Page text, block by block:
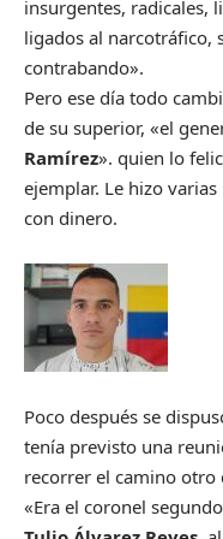
insurgentes, radicales,
ligados al narcotráfico,
contrabando».
Pero ese día todo
de su superior, «el
Ramírez». quien lo
ejemplar. Le hizo
con dinero.
Poco después se
tenía previsto una
recorrer el camino otro
«Era el coronel